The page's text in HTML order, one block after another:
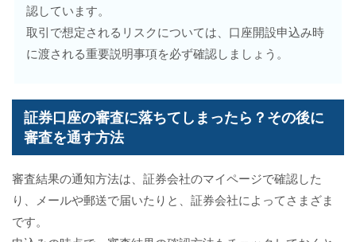
認しています。
取引で想定されるリスクについては、口座開設申込み時
に渡される重要説明事項を必ず確認しましょう。
証券口座の審査に落ちてしまったら？その後に
審査を通す方法
審査結果の通知方法は、証券会社のマイページで確認した
り、メールや郵送で届いたりと、証券会社によってさまざま
です。